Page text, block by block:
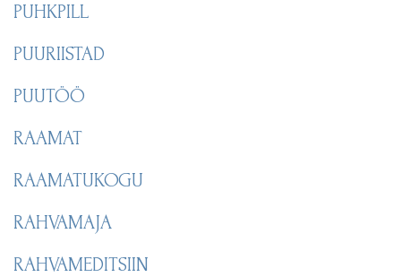
PUHKPILL
PUURIISTAD
PUUTÖÖ
RAAMAT
RAAMATUKOGU
RAHVAMAJA
RAHVAMEDITSIIN